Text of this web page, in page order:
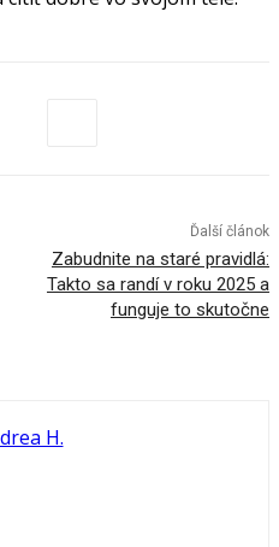
Ďalší článok
Zabudnite na staré pravidlá:
Takto sa randí v roku 2025 a
funguje to skutočne